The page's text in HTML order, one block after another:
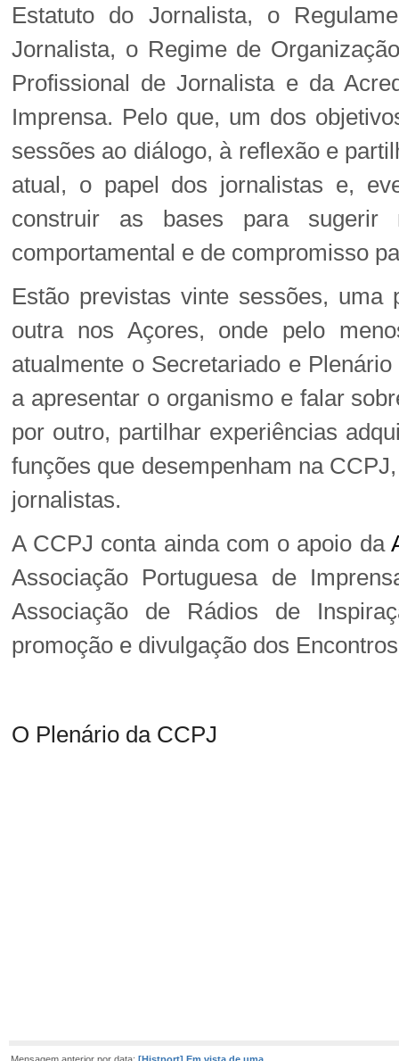
Estatuto do Jornalista, o
Jornalista, o Regime de
Profissional de Jornalista e da
Imprensa. Pelo que, um dos
sessões ao diálogo, à reflexão e
atual, o papel dos jornalistas e,
construir as bases para sugerir
comportamental e de compromisso
Estão previstas vinte sessões,
outra nos Açores, onde pelo
atualmente o Secretariado e
a apresentar o organismo e falar
por outro, partilhar experiências
funções que desempenham na
jornalistas.
A CCPJ conta ainda com o apoio da
Associação Portuguesa de
Associação de Rádios de
promoção e divulgação dos
O Plenário da CCPJ